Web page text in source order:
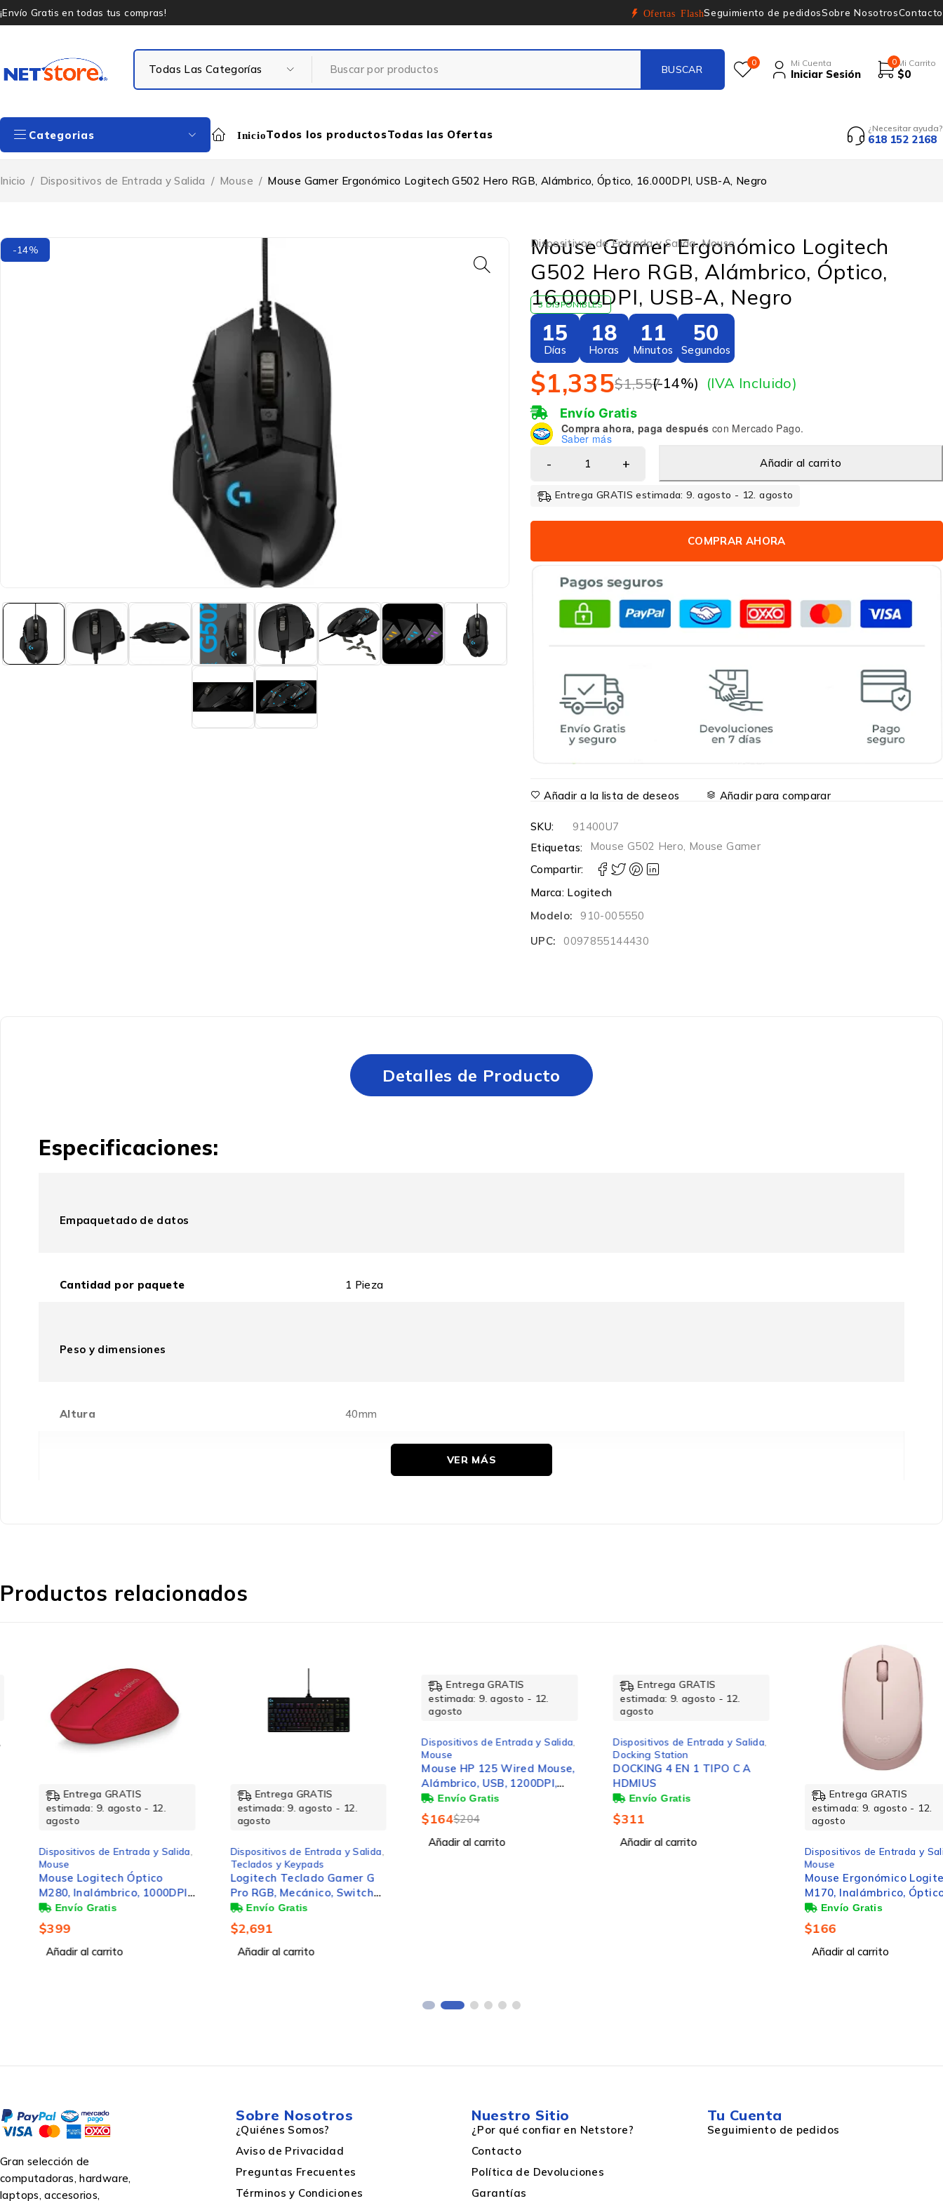
¡Envío Gratis en todas tus compras! Ofertas FlashSeguimiento de pedidosSobre NosotrosContacto
0 Mi Cuenta
Iniciar Sesión
0 Mi Carrito
$0
Categorias InicioTodos los productosTodas las Ofertas ¿Necesitar ayuda?
618 152 2168
Inicio / Dispositivos de Entrada y Salida / Mouse / Mouse Gamer Ergonómico Logitech G502 Hero RGB, Alámbrico, Óptico, 16.000DPI, USB-A, Negro
-14% Dispositivos de Entrada y Salida,Mouse
Mouse Gamer Ergonómico Logitech
G502 Hero RGB, Alámbrico, Óptico,
16.000DPI, USB-A, Negro
3 DISPONIBLES
15
Días
18
Horas
11
Minutos
49
Segundos
$1,557
$1,335 (-14%) (IVA Incluido)
Envío Gratis
Compra ahora, paga después con Mercado Pago.
Saber más
Añadir al carrito
Entrega GRATIS estimada: 9. agosto - 12. agosto
COMPRAR AHORA
Añadir a la lista de deseos Añadir para comparar
SKU:
91400U7
Etiquetas:
Mouse G502 Hero Mouse Gamer
Compartir:
Marca: Logitech
Modelo:
910-005550
UPC:
0097855144430
Detalles de Producto
Especificaciones:
Empaquetado de datos
Cantidad por paquete 1 Pieza
Peso y dimensiones
Altura 40mm
Otros sistemas operativos soportados
Windows 10,Windows 10 Education,Windows 10 Education x64,Windows 10 Enterprise,Windows 10
Enterprise x64,Windows 10 Home,Windows 10 Home x64,Windows 10 Pro,Windows 10 Pro
x64,Windows 7,Windows 7 Enterprise,Windows 7 Enterprise x64,Windows 7 Home Basic,Win
Tecnología de conectividad Alámbrico
Frecuencia de sondeo
Diseño
VER MÁS
Productos relacionados
Entrega GRATIS
estimada: 9. agosto - 12.
agosto
Dispositivos de Entrada y Salida ,
Mouse
Mouse Logitech Óptico
M280, Inalámbrico, 1000DPI,
USB, Rojo
399
Añadir al carrito
Entrega GRATIS
estimada: 9. agosto - 12.
agosto
Dispositivos de Entrada y Salida,
Teclados y Keypads
Logitech Teclado Gamer G
Pro RGB, Mecánico, Switch
GX Blue, Alámbrico, Negro
(Inglés)
2,691
Añadir al carrito
Entrega GRATIS
estimada: 9. agosto - 12.
agosto
Dispositivos de Entrada y Salida,
Mouse
Mouse HP 125 Wired Mouse,
Alámbrico, USB, 1200DPI,
Negro
$204
164
Añadir al carrito
Entrega GRATIS
estimada: 9. agosto - 12.
agosto
Dispositivos de Entrada y Salida,
Docking Station
DOCKING 4 EN 1 TIPO C A
HDMIUS
311
Añadir al carrito
Entrega GRATIS
estimada: 9. agosto - 12.
agosto
Dispositivos de Entrada y Salida,
Mouse
Mouse Ergonómico Logitech
M170, Inalámbrico, Óptico,
1.000DPI, RF Inalámbrico,
166
Añadir al carrito
Gran selección de
computadoras, hardware,
laptops, accesorios,
Sobre Nosotros
¿Quiénes Somos?
Aviso de Privacidad
Preguntas Frecuentes
Términos y Condiciones
Nuestro Sitio
¿Por qué confiar en Netstore?
Contacto
Política de Devoluciones
Garantías
Tu Cuenta
Seguimiento de pedidos